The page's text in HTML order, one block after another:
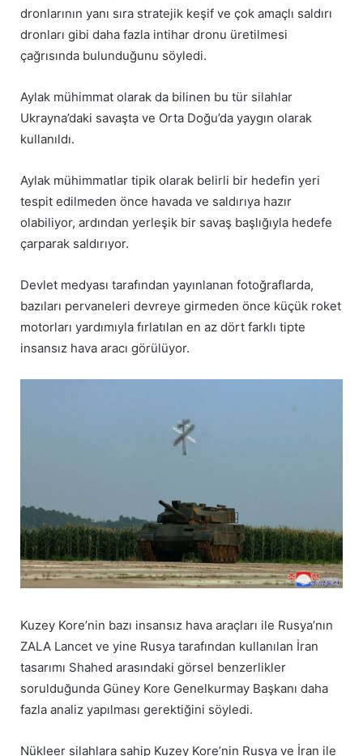
dronlarının yanı sıra stratejik keşif ve çok amaçlı saldırı
dronları gibi daha fazla intihar dronu üretilmesi
çağrısında bulunduğunu söyledi.
Aylak mühimmat olarak da bilinen bu tür silahlar
Ukrayna’daki savaşta ve Orta Doğu’da yaygın olarak
kullanıldı.
Aylak mühimmatlar tipik olarak belirli bir hedefin yeri
tespit edilmeden önce havada ve saldırıya hazır
olabiliyor, ardından yerleşik bir savaş başlığıyla hedefe
çarparak saldırıyor.
Devlet medyası tarafından yayınlanan fotoğraflarda,
bazıları pervaneleri devreye girmeden önce küçük roket
motorları yardımıyla fırlatılan en az dört farklı tipte
insansız hava aracı görülüyor.
Kuzey Kore’nin bazı insansız hava araçları ile Rusya’nın
ZALA Lancet ve yine Rusya tarafından kullanılan İran
tasarımı Shahed arasındaki görsel benzerlikler
sorulduğunda Güney Kore Genelkurmay Başkanı daha
fazla analiz yapılması gerektiğini söyledi.
Nükleer silahlara sahip Kuzey Kore’nin Rusya ve İran ile